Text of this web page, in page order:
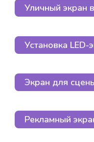
Уличный экран
Установка
Экран для
Рекламный